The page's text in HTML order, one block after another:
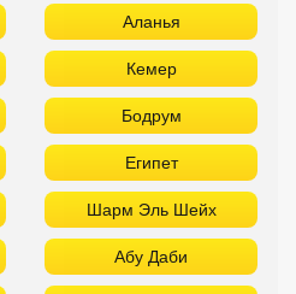
Аланья
Кемер
Бодрум
Египет
Шарм Эль Шейх
Абу Даби